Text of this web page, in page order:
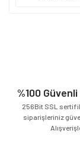
%100
256Bit SSL
siparişleriniz